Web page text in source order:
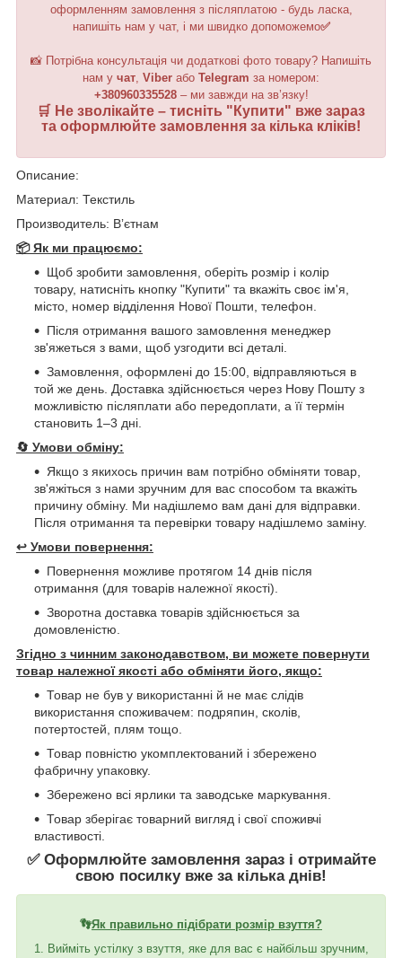
оформленням замовлення з післяплатою - будь ласка,
напишіть нам у чат, і ми швидко допоможемо✅
📸 Потрібна консультація чи додаткові фото товару? Напишіть
нам у чат Viber або Telegram за номером:
+380960335528– ми завжди на зв’язку!
🛒 Не зволікайте – тисніть " Купити" вже зараз
та оформлюйте замовлення за кілька кліків!
Описание:
Материал: Текстиль
Производитель: Вʼєтнам
📦 Як ми працюємо:
Щоб зробити замовлення, оберіть розмір і колір
товару, натисніть кнопку "Купити" та вкажіть своє ім'я,
місто, номер відділення Нової Пошти, телефон.
Після отримання вашого замовлення менеджер
зв'яжеться з вами, щоб узгодити всі деталі.
Замовлення, оформлені до 15:00, відправляються в
той же день. Доставка здійснюється через Нову Пошту з
можливістю післяплати або передоплати, а її термін
становить 1–3 дні.
🔄 Умови обміну:
Якщо з якихось причин вам потрібно обміняти товар,
зв'яжіться з нами зручним для вас способом та вкажіть
причину обміну. Ми надішлемо вам дані для відправки.
Після отримання та перевірки товару надішлемо заміну.
↩️ Умови повернення:
Повернення можливе протягом 14 днів після
отримання (для товарів належної якості).
Зворотна доставка товарів здійснюється за
домовленістю.
Згідно з чинним законодавством, ви можете повернути
товар належної якості або обміняти його, якщо:
Товар не був у використанні й не має слідів
використання споживачем: подряпин, сколів,
потертостей, плям тощо.
Товар повністю укомплектований і збережено
фабричну упаковку.
Збережено всі ярлики та заводське маркування.
Товар зберігає товарний вигляд і свої споживчі
властивості.
✅ Оформлюйте замовлення зараз і отримайте
свою посилку вже за кілька днів!
👣Як правильно підібрати розмір взуття?
1. Вийміть устілку з взуття, яке для вас є найбільш зручним,